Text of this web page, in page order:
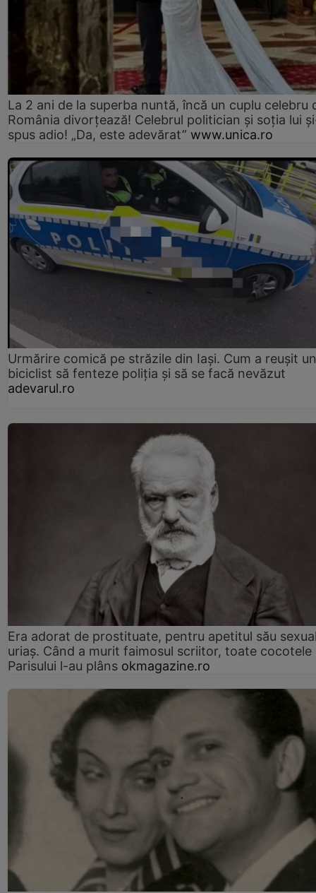
La 2 ani de la superba nuntă, încă un cuplu celebru
România divorțează! Celebrul politician și soția lui
spus adio! „Da, este adevărat” www.unica.ro
Urmărire comică pe străzile din Iași. Cum a reușit un
biciclist să fenteze poliția și să se facă nevăzut
adevarul.ro
Era adorat de prostituate, pentru apetitul său
uriaș. Când a murit faimosul scriitor, toate cocotele
Parisului l-au plâns okmagazine.ro